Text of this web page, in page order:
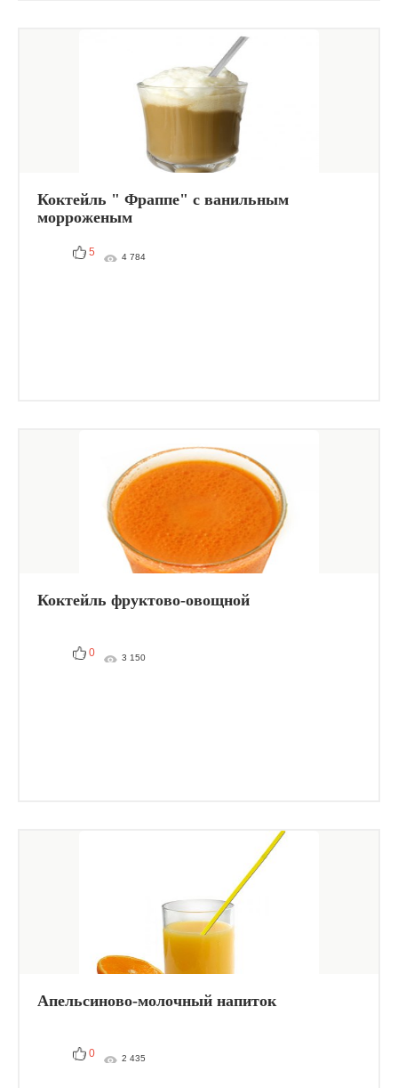
Коктейль " Фраппе" с ванильным
морроженым
5 4 784
Коктейль фруктово-овощной
0 3 150
Апельсиново-молочный напиток
0 2 435